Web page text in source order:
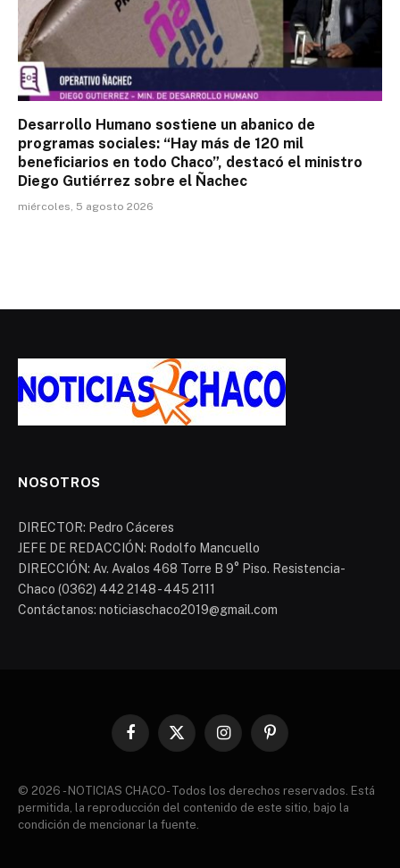
Desarrollo Humano sostiene un abanico de
programas sociales: “Hay más de 120 mil
beneficiarios en todo Chaco”, destacó el ministro
Diego Gutiérrez sobre el Ñachec
miércoles, 5 agosto 2026
NOSOTROS
DIRECTOR: Pedro Cáceres
JEFE DE REDACCIÓN: Rodolfo Mancuello
DIRECCIÓN: Av. Avalos 468 Torre B 9° Piso. Resistencia-
Chaco (0362) 442 2148 - 445 2111
Contáctanos: noticiaschaco2019@gmail.com
Facebook
X
InstagramPinterest
© 2026 - NOTICIAS CHACO- Todos los derechos reservados. Está
permitida, la reproducción del contenido de este sitio, bajo la
condición de mencionar la fuente.